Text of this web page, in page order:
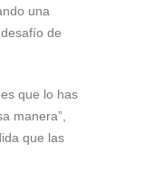
una
de
que lo has
manera”,
que las